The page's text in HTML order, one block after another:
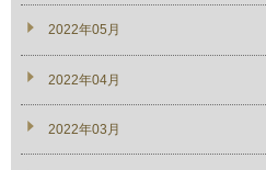
2022年05月
2022年04月
2022年03月